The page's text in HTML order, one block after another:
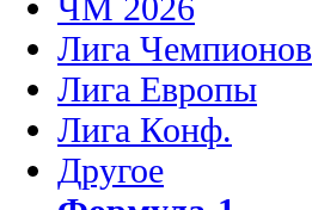
Лига Чемпионов
Лига Европы
Лига Конф.
Другое